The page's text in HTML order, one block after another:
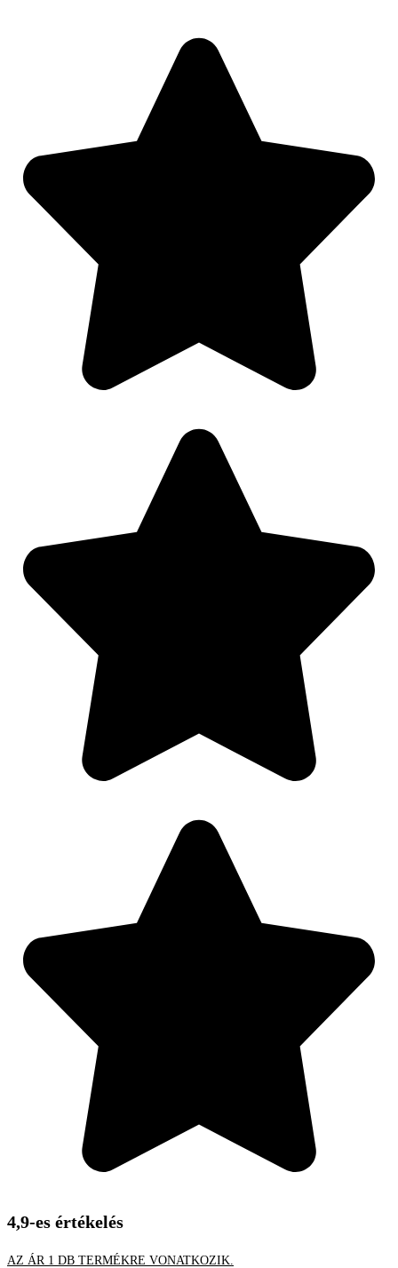
4,9-es értékelés
AZ ÁR 1 DB TERMÉKRE VONATKOZIK.